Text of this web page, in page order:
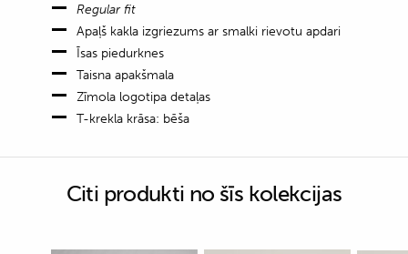
Regular fit
Apaļš kakla izgriezums ar smalki rievotu apdari
Īsas piedurknes
Taisna apakšmala
Zīmola logotipa detaļas
T-krekla krāsa: bēša
Citi produkti no šīs kolekcijas